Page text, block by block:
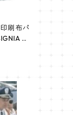
刷布パ
Mi